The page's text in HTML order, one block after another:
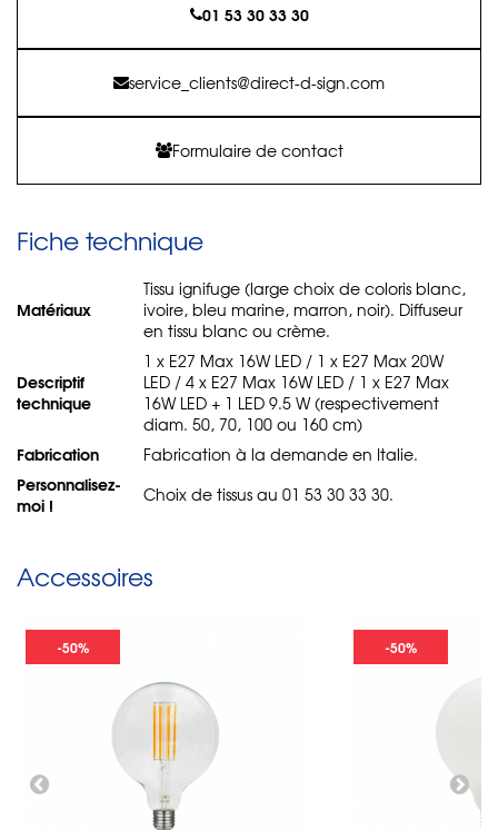
01 53 30 33 30
service_clients@direct-d-sign.com
Formulaire de contact
Fiche technique
Matériaux
Tissu ignifuge (large choix de coloris blanc,
ivoire, bleu marine, marron, noir). Diffuseur
en tissu blanc ou crème.
Descriptif
technique
1 x E27 Max 16W LED / 1 x E27 Max 20W
LED / 4 x E27 Max 16W LED / 1 x E27 Max
16W LED + 1 LED 9.5 W (respectivement
diam. 50, 70, 100 ou 160 cm)
Fabrication Fabrication à la demande en Italie.
Personnalisez-
moi !
Choix de tissus au 01 53 30 33 30.
Accessoires
-50% -50%